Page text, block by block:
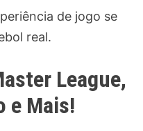
de jogo se
real.
League,
e Mais!